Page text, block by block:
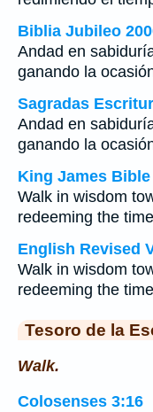
Biblia Jubileo
Andad en
ganando la
Sagradas
Andad en
ganando la
King James Bible
Walk in wisdom
redeeming the
English Revised
Walk in wisdom
redeeming the
Tesoro de la
Walk.
Colosenses 3:16